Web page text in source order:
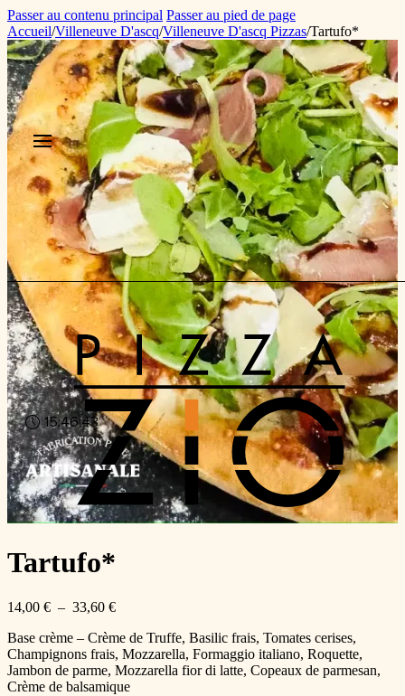
Passer au contenu principal Passer au pied de page
15:46:43
Accueil/Villeneuve D'ascq/Villeneuve D'ascq Pizzas/Tartufo*
Tartufo*
14,00 € – 33,60 €Plage
prix :
14,00 €
à
33,60 €
Base crème – Crème de Truffe, Basilic frais, Tomates cerises,
Champignons frais, Mozzarella, Formaggio italiano, Roquette,
Jambon de parme, Mozzarella fior di latte, Copeaux de parmesan,
Crème de balsamique